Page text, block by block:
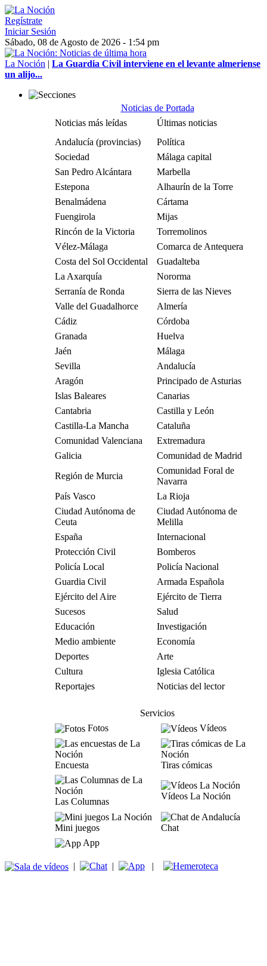
Regístrate
Iniciar Sesión
Sábado, 08 de Agosto de 2026 - 1:54 pm
La Noción | La Guardia Civil interviene en el levante almeriense
un alijo...
Noticias de Portada
Noticias más leídas
Últimas noticias
Andalucía (provincias)
Política
Sociedad
Málaga capital
San Pedro Alcántara
Marbella
Estepona
Alhaurín de la Torre
Benalmádena
Cártama
Fuengirola
Mijas
Rincón de la Victoria
Torremolinos
Vélez-Málaga
Comarca de Antequera
Costa del Sol Occidental
Guadalteba
La Axarquía
Nororma
Serranía de Ronda
Sierra de las Nieves
Valle del Guadalhorce
Almería
Cádiz
Córdoba
Granada
Huelva
Jaén
Málaga
Sevilla
Andalucía
Aragón
Principado de Asturias
Islas Baleares
Canarias
Cantabria
Castilla y León
Castilla-La Mancha
Cataluña
Comunidad Valenciana
Extremadura
Galicia
Comunidad de Madrid
Región de Murcia
Comunidad Foral de
Navarra
País Vasco
La Rioja
Ciudad Autónoma de
Ceuta
Ciudad Autónoma de
Melilla
España
Internacional
Protección Civil
Bomberos
Policía Local
Policía Nacional
Guardia Civil
Armada Española
Ejército del Aire
Ejército de Tierra
Sucesos
Salud
Educación
Investigación
Medio ambiente
Economía
Deportes
Arte
Cultura
Iglesia Católica
Reportajes
Noticias del lector
Servicios
Fotos
Vídeos
Encuesta Tiras cómicas
Las Columnas
Vídeos La Noción
Mini juegos
Chat
App
| | |